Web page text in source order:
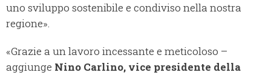
uno sviluppo sostenibile e condiviso nella nostra
regione».
«Grazie a un lavoro incessante e meticoloso –
aggiunge Nino Carlino, vice presidente della